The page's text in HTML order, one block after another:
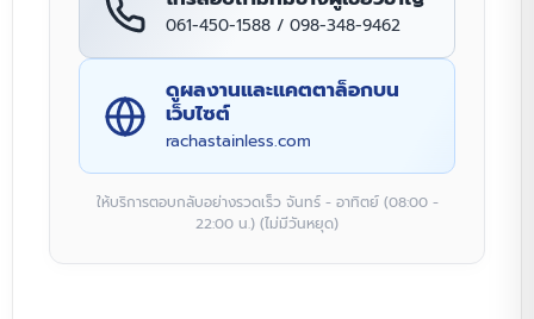
061-450-1588 / 098-348-9462
ดูผลงานและแคตตาล็อกบน
เว็บไซต์
rachastainless.com
ให้บริการตอบกลับอย่างรวดเร็ว จันทร์ - อาทิตย์ (08:00 -
22:00 น.) (ไม่มีวันหยุด)